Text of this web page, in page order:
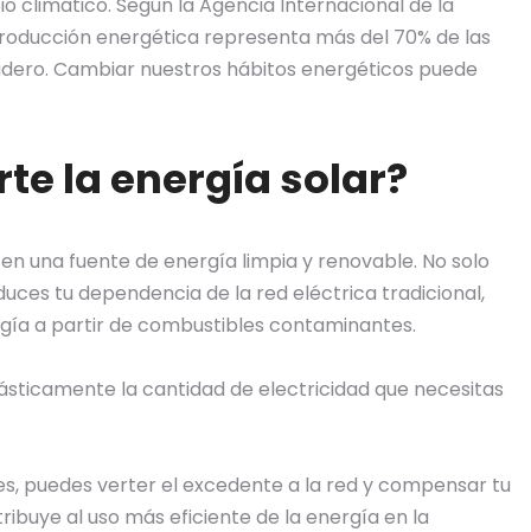
energética representa más del 70% de las
Cambiar nuestros hábitos energéticos puede
la energía solar?
una fuente de energía limpia y renovable. No solo
tu dependencia de la red eléctrica tradicional,
a partir de combustibles contaminantes.
la cantidad de electricidad que necesitas
puedes verter el excedente a la red y compensar tu
al uso más eficiente de la energía en la